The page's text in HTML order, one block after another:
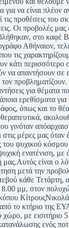
για να είναι πλέον
προθέσεις του
Οι προβολές μας
στο καφέ
Αθήναιον,
τις
κάτι περισσότερο
να απαντήσουν σε
τον
για θέματα
ερεθίσματα για
όπως και το
γινόταν
στις μέρες μας όταν
του ψυχικού
ενατένιση, με
είναι ο
μετά την
κάθε Τετάρτη,
μμ, στον
το κτήριο της
χώρο, με εισιτήριο
ενός